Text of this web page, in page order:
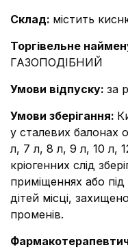
Склад: містить
Торгівельне
ГАЗОПОДІБНИЙ
Умови відпуску: за
Умови зберігання:
у сталевих балонах
л, 7 л, 8 л, 9 л, 10 л,
кріогенних слід
приміщеннях або
дітей місці,
променів.